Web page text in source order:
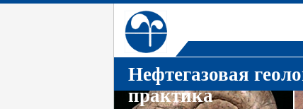
Нефтегазовая
практика